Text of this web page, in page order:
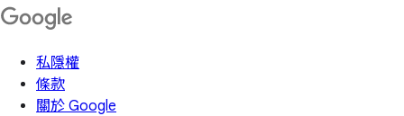
私隱權
條款
關於 Google